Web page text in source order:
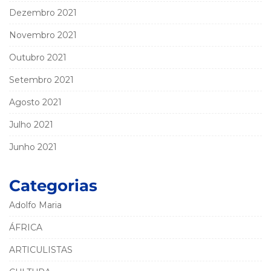
Dezembro 2021
Novembro 2021
Outubro 2021
Setembro 2021
Agosto 2021
Julho 2021
Junho 2021
Categorias
Adolfo Maria
ÁFRICA
ARTICULISTAS